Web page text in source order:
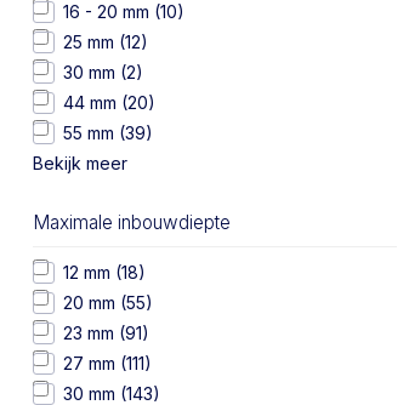
16 - 20 mm (10)
25 mm (12)
30 mm (2)
44 mm (20)
55 mm (39)
Bekijk meer
Maximale inbouwdiepte
12 mm (18)
20 mm (55)
23 mm (91)
27 mm (111)
30 mm (143)